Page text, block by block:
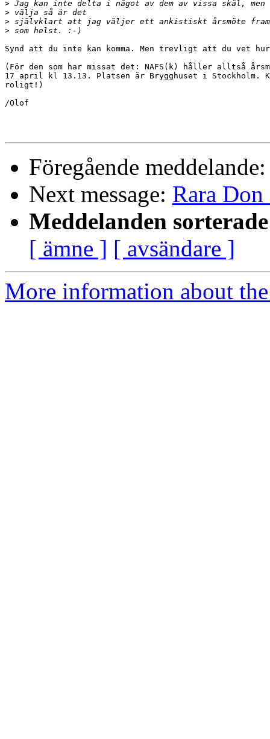
>
>
>
>
Synd att du inte kan komma. Men trevligt att du vet
(För den som har missat det: NAFS(k) håller alltså
17 april kl 13.13. Platsen är Brygghuset i Stockholm.
roligt!)
/Olof
Föregående
Next message: Rara Don
Meddelanden
[ ämne ] [ avsändare ]
More information about